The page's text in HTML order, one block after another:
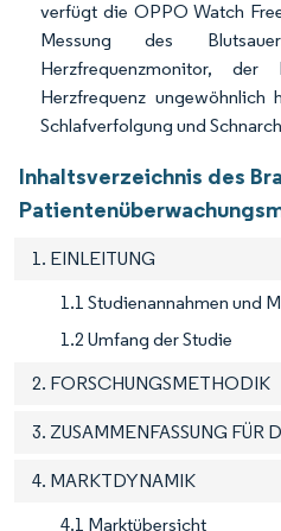
verfügt die OPPO Watch
Messung des
Herzfrequenzmonitor,
Herzfrequenz
Schlafverfolgung und
Inhaltsverzeichnis des
1. EINLEITUNG
1.1 Studienannahmen und
1.2 Umfang der Studie
2. FORSCHUNGSMETHODIK
3. ZUSAMMENFASSUNG FÜR
4. MARKTDYNAMIK
4.1 Marktübersicht